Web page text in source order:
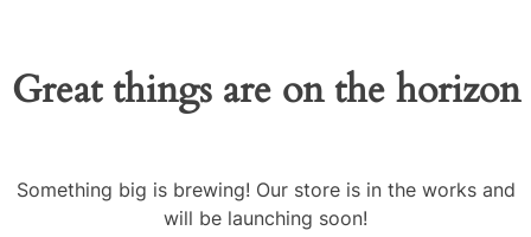
Great things are on the horizon
Something big is brewing! Our store is in the works and
will be launching soon!